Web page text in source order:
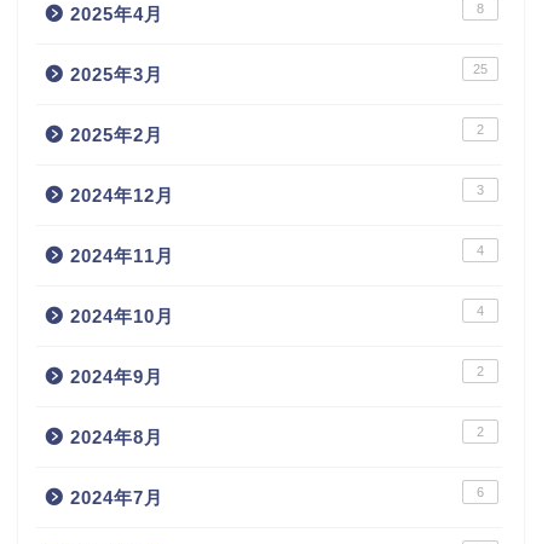
2025年4月 8
2025年3月 25
2025年2月 2
2024年12月 3
2024年11月 4
2024年10月 4
2024年9月 2
2024年8月 2
2024年7月 6